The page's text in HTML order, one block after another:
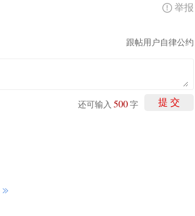
举报
跟帖用户自律公约
提 交
还可输入 500 字